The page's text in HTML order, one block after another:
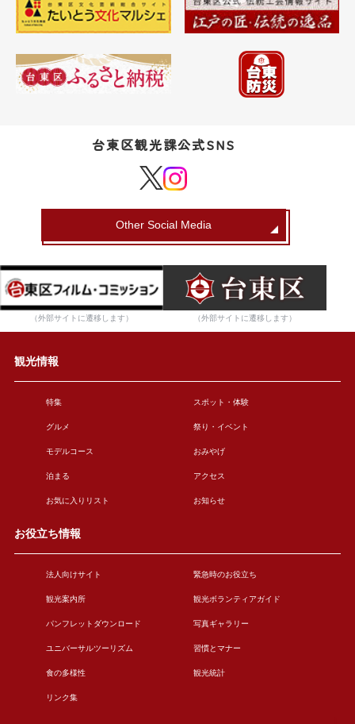
台東区観光課公式SNS
Other Social Media
（外部サイトに遷移します） （外部サイトに遷移します）
観光情報
特集 スポット・体験
グルメ 祭り・イベント
モデルコース おみやげ
泊まる アクセス
お気に入りリスト お知らせ
お役立ち情報
法人向けサイト 緊急時のお役立ち
観光案内所 観光ボランティアガイド
パンフレットダウンロード 写真ギャラリー
ユニバーサルツーリズム 習慣とマナー
食の多様性 観光統計
リンク集